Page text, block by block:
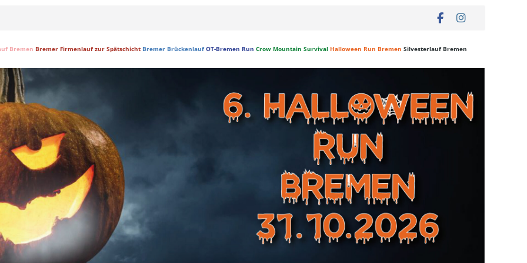
Bremen Bremer Firmenlauf zur Spätschicht Bremer Brückenlauf OT-Bremen Run Crow Mountain Survival Halloween Run Bremen Silvesterlauf Bremen